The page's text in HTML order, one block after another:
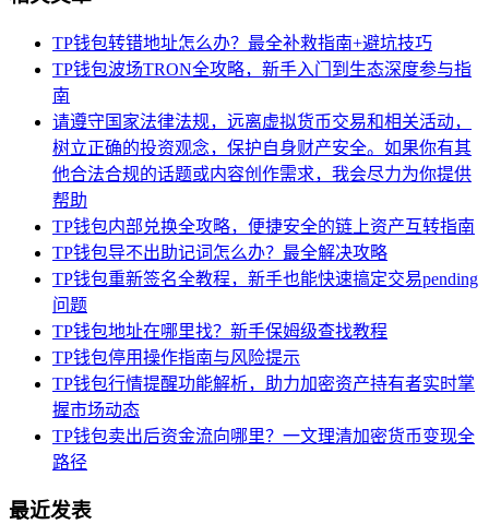
TP钱包转错地址怎么办？最全补救指南+避坑技巧
TP钱包波场TRON全攻略，新手入门到生态深度参与指
南
请遵守国家法律法规，远离虚拟货币交易和相关活动，
树立正确的投资观念，保护自身财产安全。如果你有其
他合法合规的话题或内容创作需求，我会尽力为你提供
帮助
TP钱包内部兑换全攻略，便捷安全的链上资产互转指南
TP钱包导不出助记词怎么办？最全解决攻略
TP钱包重新签名全教程，新手也能快速搞定交易pending
问题
TP钱包地址在哪里找？新手保姆级查找教程
TP钱包停用操作指南与风险提示
TP钱包行情提醒功能解析，助力加密资产持有者实时掌
握市场动态
TP钱包卖出后资金流向哪里？一文理清加密货币变现全
路径
最近发表